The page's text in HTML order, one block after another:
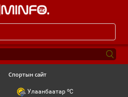
navigation
Спортын сайт
Улаанбаатар oC